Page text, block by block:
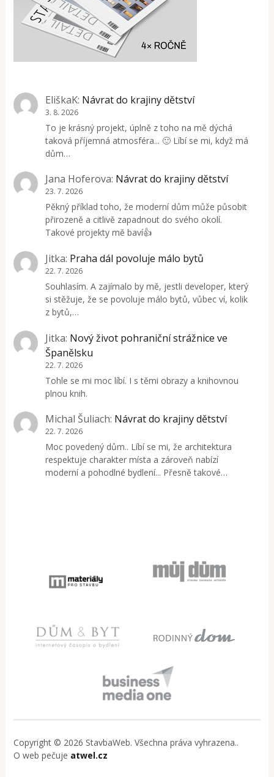
EliškaK: Návrat do krajiny dětství
3. 8. 2026
To je krásný projekt, úplně z toho na mě dýchá
taková příjemná atmosféra... 🙂 Líbí se mi, když má
dům…
Jana Hoferova: Návrat do krajiny dětství
23. 7. 2026
Pěkný příklad toho, že moderní dům může působit
přirozeně a citlivě zapadnout do svého okolí.
Takové projekty mě baví👍
Jitka: Praha dál povoluje málo bytů
22. 7. 2026
Souhlasím. A zajímalo by mě, jestli developer, který
si stěžuje, že se povoluje málo bytů, vůbec ví, kolik
z bytů,…
Jitka: Nový život pohraniční strážnice ve
Španělsku
22. 7. 2026
Tohle se mi moc líbí. I s těmi obrazy a knihovnou
plnou knih.
Michal Šuliach: Návrat do krajiny dětství
22. 7. 2026
Moc povedený dům.. Líbí se mi, že architektura
respektuje charakter místa a zároveň nabízí
moderní a pohodlné bydlení... Přesně takové…
Copyright © 2026 StavbaWeb. Všechna práva vyhrazena..
O web pečuje atwel.cz